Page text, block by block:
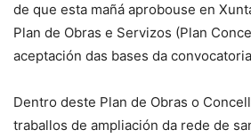
de que esta mañá aprobouse en
Plan de Obras e Servizos (Plan
aceptación das bases da
Dentro deste Plan de Obras o
traballos de ampliación da rede de